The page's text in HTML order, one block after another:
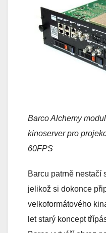
Barco Alchemy
kinoserver pro
60FPS
Barcu patrně nestačí
jelikož si dokonce
velkoformátového
let starý koncept